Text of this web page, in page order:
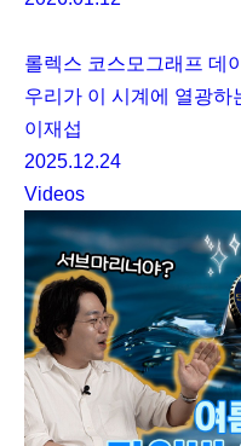
롤렉스 코스모그래프 데
우리가 이 시계에 열광하
이재섭
2025.12.24
Videos